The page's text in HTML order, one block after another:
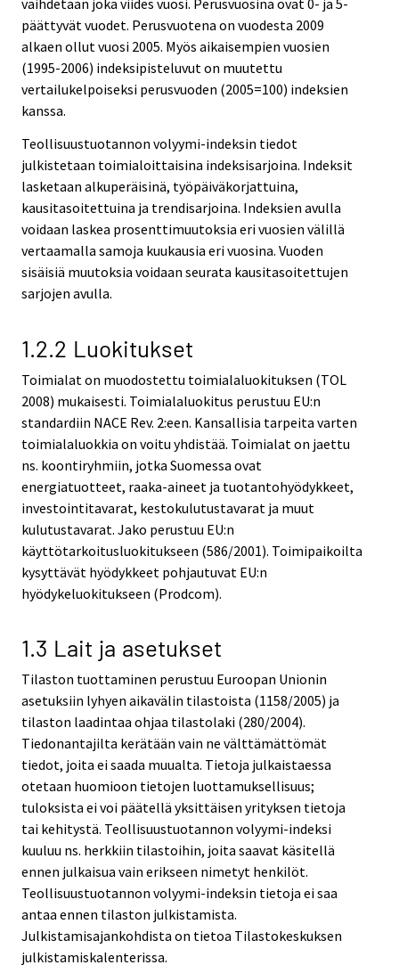
vaihdetaan joka viides vuosi. Perusvuosina ovat 0- ja 5-
päättyvät vuodet. Perusvuotena on vuodesta 2009
alkaen ollut vuosi 2005. Myös aikaisempien vuosien
(1995-2006) indeksipisteluvut on muutettu
vertailukelpoiseksi perusvuoden (2005=100) indeksien
kanssa.
Teollisuustuotannon volyymi-indeksin tiedot
julkistetaan toimialoittaisina indeksisarjoina. Indeksit
lasketaan alkuperäisinä, työpäiväkorjattuina,
kausitasoitettuina ja trendisarjoina. Indeksien avulla
voidaan laskea prosenttimuutoksia eri vuosien välillä
vertaamalla samoja kuukausia eri vuosina. Vuoden
sisäisiä muutoksia voidaan seurata kausitasoitettujen
sarjojen avulla.
1.2.2 Luokitukset
Toimialat on muodostettu toimialaluokituksen (TOL
2008) mukaisesti. Toimialaluokitus perustuu EU:n
standardiin NACE Rev. 2:een. Kansallisia tarpeita varten
toimialaluokkia on voitu yhdistää. Toimialat on jaettu
ns. koontiryhmiin, jotka Suomessa ovat
energiatuotteet, raaka-aineet ja tuotantohyödykkeet,
investointitavarat, kestokulutustavarat ja muut
kulutustavarat. Jako perustuu EU:n
käyttötarkoitusluokitukseen (586/2001). Toimipaikoilta
kysyttävät hyödykkeet pohjautuvat EU:n
hyödykeluokitukseen (Prodcom).
1.3 Lait ja asetukset
Tilaston tuottaminen perustuu Euroopan Unionin
asetuksiin lyhyen aikavälin tilastoista (1158/2005) ja
tilaston laadintaa ohjaa tilastolaki (280/2004).
Tiedonantajilta kerätään vain ne välttämättömät
tiedot, joita ei saada muualta. Tietoja julkaistaessa
otetaan huomioon tietojen luottamuksellisuus;
tuloksista ei voi päätellä yksittäisen yrityksen tietoja
tai kehitystä. Teollisuustuotannon volyymi-indeksi
kuuluu ns. herkkiin tilastoihin, joita saavat käsitellä
ennen julkaisua vain erikseen nimetyt henkilöt.
Teollisuustuotannon volyymi-indeksin tietoja ei saa
antaa ennen tilaston julkistamista.
Julkistamisajankohdista on tietoa Tilastokeskuksen
julkistamiskalenterissa.